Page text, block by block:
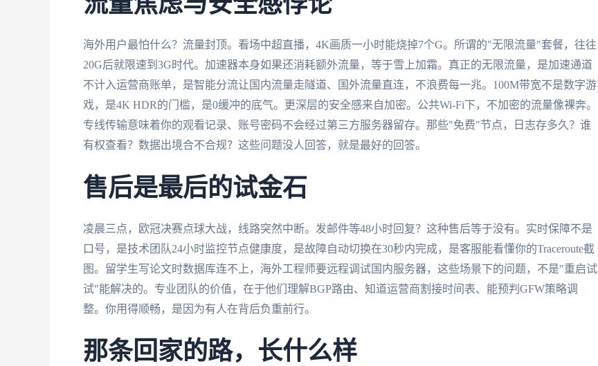
海外用户最怕什么？流量封顶。看场中超直播，4K画质一小时能烧掉7个G。所谓的"无限流量"套餐，往往
20G后就限速到3G时代。加速器本身如果还消耗额外流量，等于雪上加霜。真正的无限流量，是加速通道
不计入运营商账单，是智能分流让国内流量走隧道、国外流量直连，不浪费每一兆。100M带宽不是数字游
戏，是4K HDR的门槛，是0缓冲的底气。更深层的安全感来自加密。公共Wi-Fi下，不加密的流量像裸奔。
专线传输意味着你的观看记录、账号密码不会经过第三方服务器留存。那些"免费"节点，日志存多久？谁
有权查看？数据出境合不合规？这些问题没人回答，就是最好的回答。
售后是最后的试金石
凌晨三点，欧冠决赛点球大战，线路突然中断。发邮件等48小时回复？这种售后等于没有。实时保障不是
口号，是技术团队24小时监控节点健康度，是故障自动切换在30秒内完成，是客服能看懂你的Traceroute截
图。留学生写论文时数据库连不上，海外工程师要远程调试国内服务器，这些场景下的问题，不是"重启试
试"能解决的。专业团队的价值，在于他们理解BGP路由、知道运营商割接时间表、能预判GFW策略调
整。你用得顺畅，是因为有人在背后负重前行。
那条回家的路，长什么样